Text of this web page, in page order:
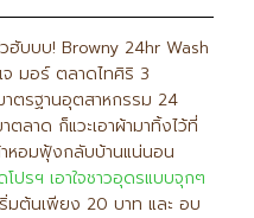
ฮับบบ! Browny 24hr Wash
มอร์ ตลาดไทศิริ 3
ตรฐานอุตสาหกรรม 24
ลาด ก็แวะเอาผ้ามาทิ้งไว้ที่
าหอมฟุ้งกลับบ้านแน่นอน
ปรฯ เอาใจชาวอุดรแบบจุกๆ
มต้นเพียง 20 บาท และ อบ